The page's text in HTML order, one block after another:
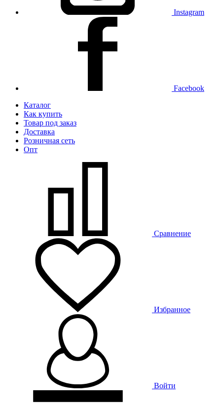
Instagram
Facebook
Каталог
Как купить
Товар под заказ
Доставка
Розничная сеть
Опт
Сравнение
Избранное
Войти